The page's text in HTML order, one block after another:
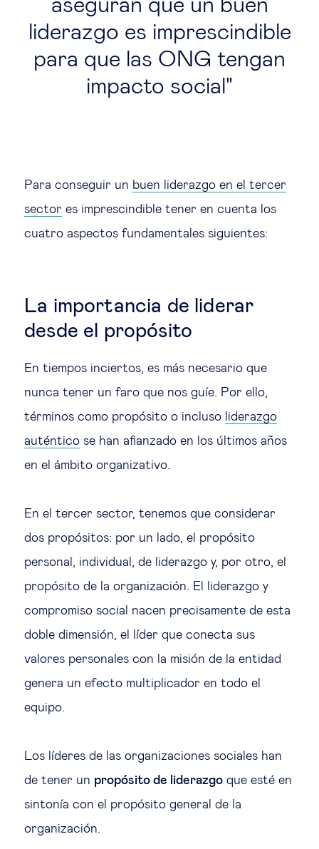
aseguran que un buen
liderazgo es imprescindible
para que las ONG tengan
impacto social
Para conseguir un buen liderazgo en el tercer
sector es imprescindible tener en cuenta los
cuatro aspectos fundamentales siguientes:
La importancia de liderar
desde el propósito
En tiempos inciertos, es más necesario que
nunca tener un faro que nos guíe. Por ello,
términos como propósito o incluso liderazgo
auténtico se han afianzado en los últimos años
en el ámbito organizativo.
En el tercer sector, tenemos que considerar
dos propósitos: por un lado, el propósito
personal, individual, de liderazgo y, por otro, el
propósito de la organización. El liderazgo y
compromiso social nacen precisamente de esta
doble dimensión, el líder que conecta sus
valores personales con la misión de la entidad
genera un efecto multiplicador en todo el
equipo.
Los líderes de las organizaciones sociales han
de tener un propósito de liderazgo que esté en
sintonía con el propósito general de la
organización.